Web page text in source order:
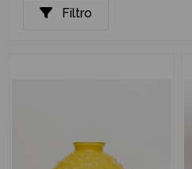
Filtro